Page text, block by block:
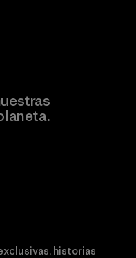
historias